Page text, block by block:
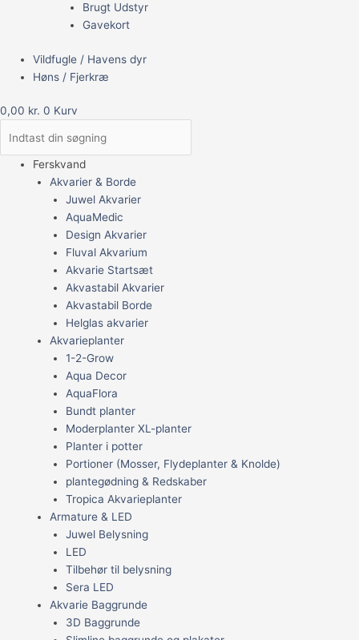
Brugt Udstyr
Gavekort
Vildfugle / Havens dyr
Høns / Fjerkræ
0,00 kr. 0 Kurv
Ferskvand
Akvarier & Borde
Juwel Akvarier
AquaMedic
Design Akvarier
Fluval Akvarium
Akvarie Startsæt
Akvastabil Akvarier
Akvastabil Borde
Helglas akvarier
Akvarieplanter
1-2-Grow
Aqua Decor
AquaFlora
Bundt planter
Moderplanter XL-planter
Planter i potter
Portioner (Mosser, Flydeplanter & Knolde)
plantegødning & Redskaber
Tropica Akvarieplanter
Armature & LED
Juwel Belysning
LED
Tilbehør til belysning
Sera LED
Akvarie Baggrunde
3D Baggrunde